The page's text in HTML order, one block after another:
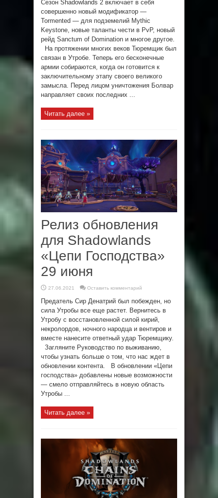
Сезон Shadowlands 2 включает в себя
совершенно новый модификатор —
Tormented — для подземелий Mythic
Keystone, новые таланты чести в PvP, новый
рейд Sanctum of Domination и многое другое.
На протяжении многих веков Тюремщик был
связан в Утробе. Теперь его бесконечные
армии собираются, когда он готовится к
заключительному этапу своего великого
замысла. Перед лицом уничтожения Болвар
направляет своих последних ...
Читать далее »
Релиз обновления
для Shadowlands
«Цепи Господства»
29 июня
27.06.2021 Оставить комментарий
Предатель Сир Денатрий был побежден, но
сила Утробы все еще растет. Вернитесь в
Утробу с восстановленной силой кирий,
некролордов, ночного народца и вентиров и
вместе нанесите ответный удар Тюремщику.
Загляните Руководство по выживанию,
чтобы узнать больше о том, что нас ждет в
обновлении контента. В обновлении «Цепи
господства» добавлены новые возможности
— смело отправляйтесь в новую область
Утробы ...
Читать далее »